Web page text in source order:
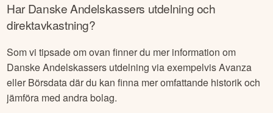
och att historisk avkastning inte är någon garanti för framtida
avkastning. Gör alltid din egen analys!
HarDanske Andelskassersutdelning och
direktavkastning?
Som vi tipsade om ovan finner du mer information om